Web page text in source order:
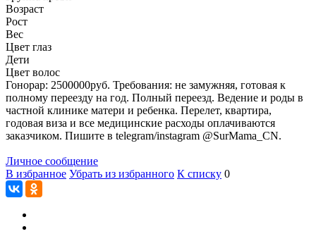
Возраст
Рост
Вес
Цвет глаз
Дети
Цвет волос
Гонорар: 2500000руб. Требования: не замужняя, готовая к
полному переезду на год. Полный переезд. Ведение и роды в
частной клинике матери и ребенка. Перелет, квартира,
годовая виза и все медицинские расходы оплачиваются
заказчиком. Пишите в telegram/instagram @SurMama_CN.
Личное сообщение
В избранное Убрать из избранного К списку 0